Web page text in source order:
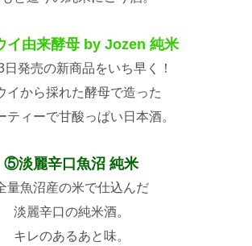
由来酵母 by Jozen 純米
日発売の新商品をいち早く！
イから採れた酵母で造った
ティーで甘酸っぱい日本酒。
⑤淡麗辛口魚沼 純米
量魚沼産の米で仕込んだ
淡麗辛口の純米酒。
キレのあるあと味。